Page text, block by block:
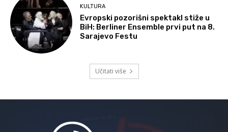
KULTURA
Evropski pozorišni spektakl stiže u
BiH: Berliner Ensemble prvi put na 8.
Sarajevo Festu
Učitati više